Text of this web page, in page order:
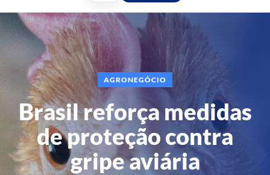
AGRONEGÓCIO
Brasil reforça medidas
de proteção contra
gripe aviária